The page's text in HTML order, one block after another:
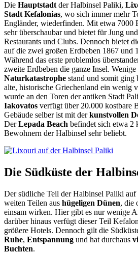
Die Hauptstadtder Halbinsel Paliki,
Stadt Kefalonias, wo sich immer mehr
Engländer, wiederfinden. Mit etwa 7000
sehr überschaubar und bietet für Jung
Restaurants und Clubs. Dennoch bietet
auf die zwei großen Erdbeben 1867 und
Während das erste problemlos
zweite Erdbeben die ganze Insel.
Naturkatastrophe stand und somit ging
alte, historische Griechenland ein wenig
wurde an den Toren der antiken Stadt
Iakovatos verfügt über 20.000 kostbare
Gebäude selber ist mit derkunstvollen
DerLepada Beach befindet sich etwa 2
Bewohnern der Halbinsel sehr beliebt.
Die Südküste der
Der südliche Teil der Halbinsel Paliki auf
weiten Teilen aus hügeligen Dünen, die
einsam wirken. Hier gibt es nur wenige
darüber hinaus verfügt dieser Teil
größere Hotels. Dennoch gilt die
Ruhe, Entspannung und hat durchaus
Buchten.